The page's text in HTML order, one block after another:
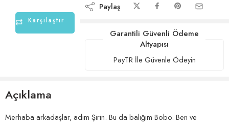
Karşılaştır
Paylaş
Garantili Güvenli Ödeme
Altyapısı
PayTR İle Güvenle Ödeyin
Açıklama
Merhaba arkadaşlar, adım Şirin. Bu da balığım Bobo. Ben ve